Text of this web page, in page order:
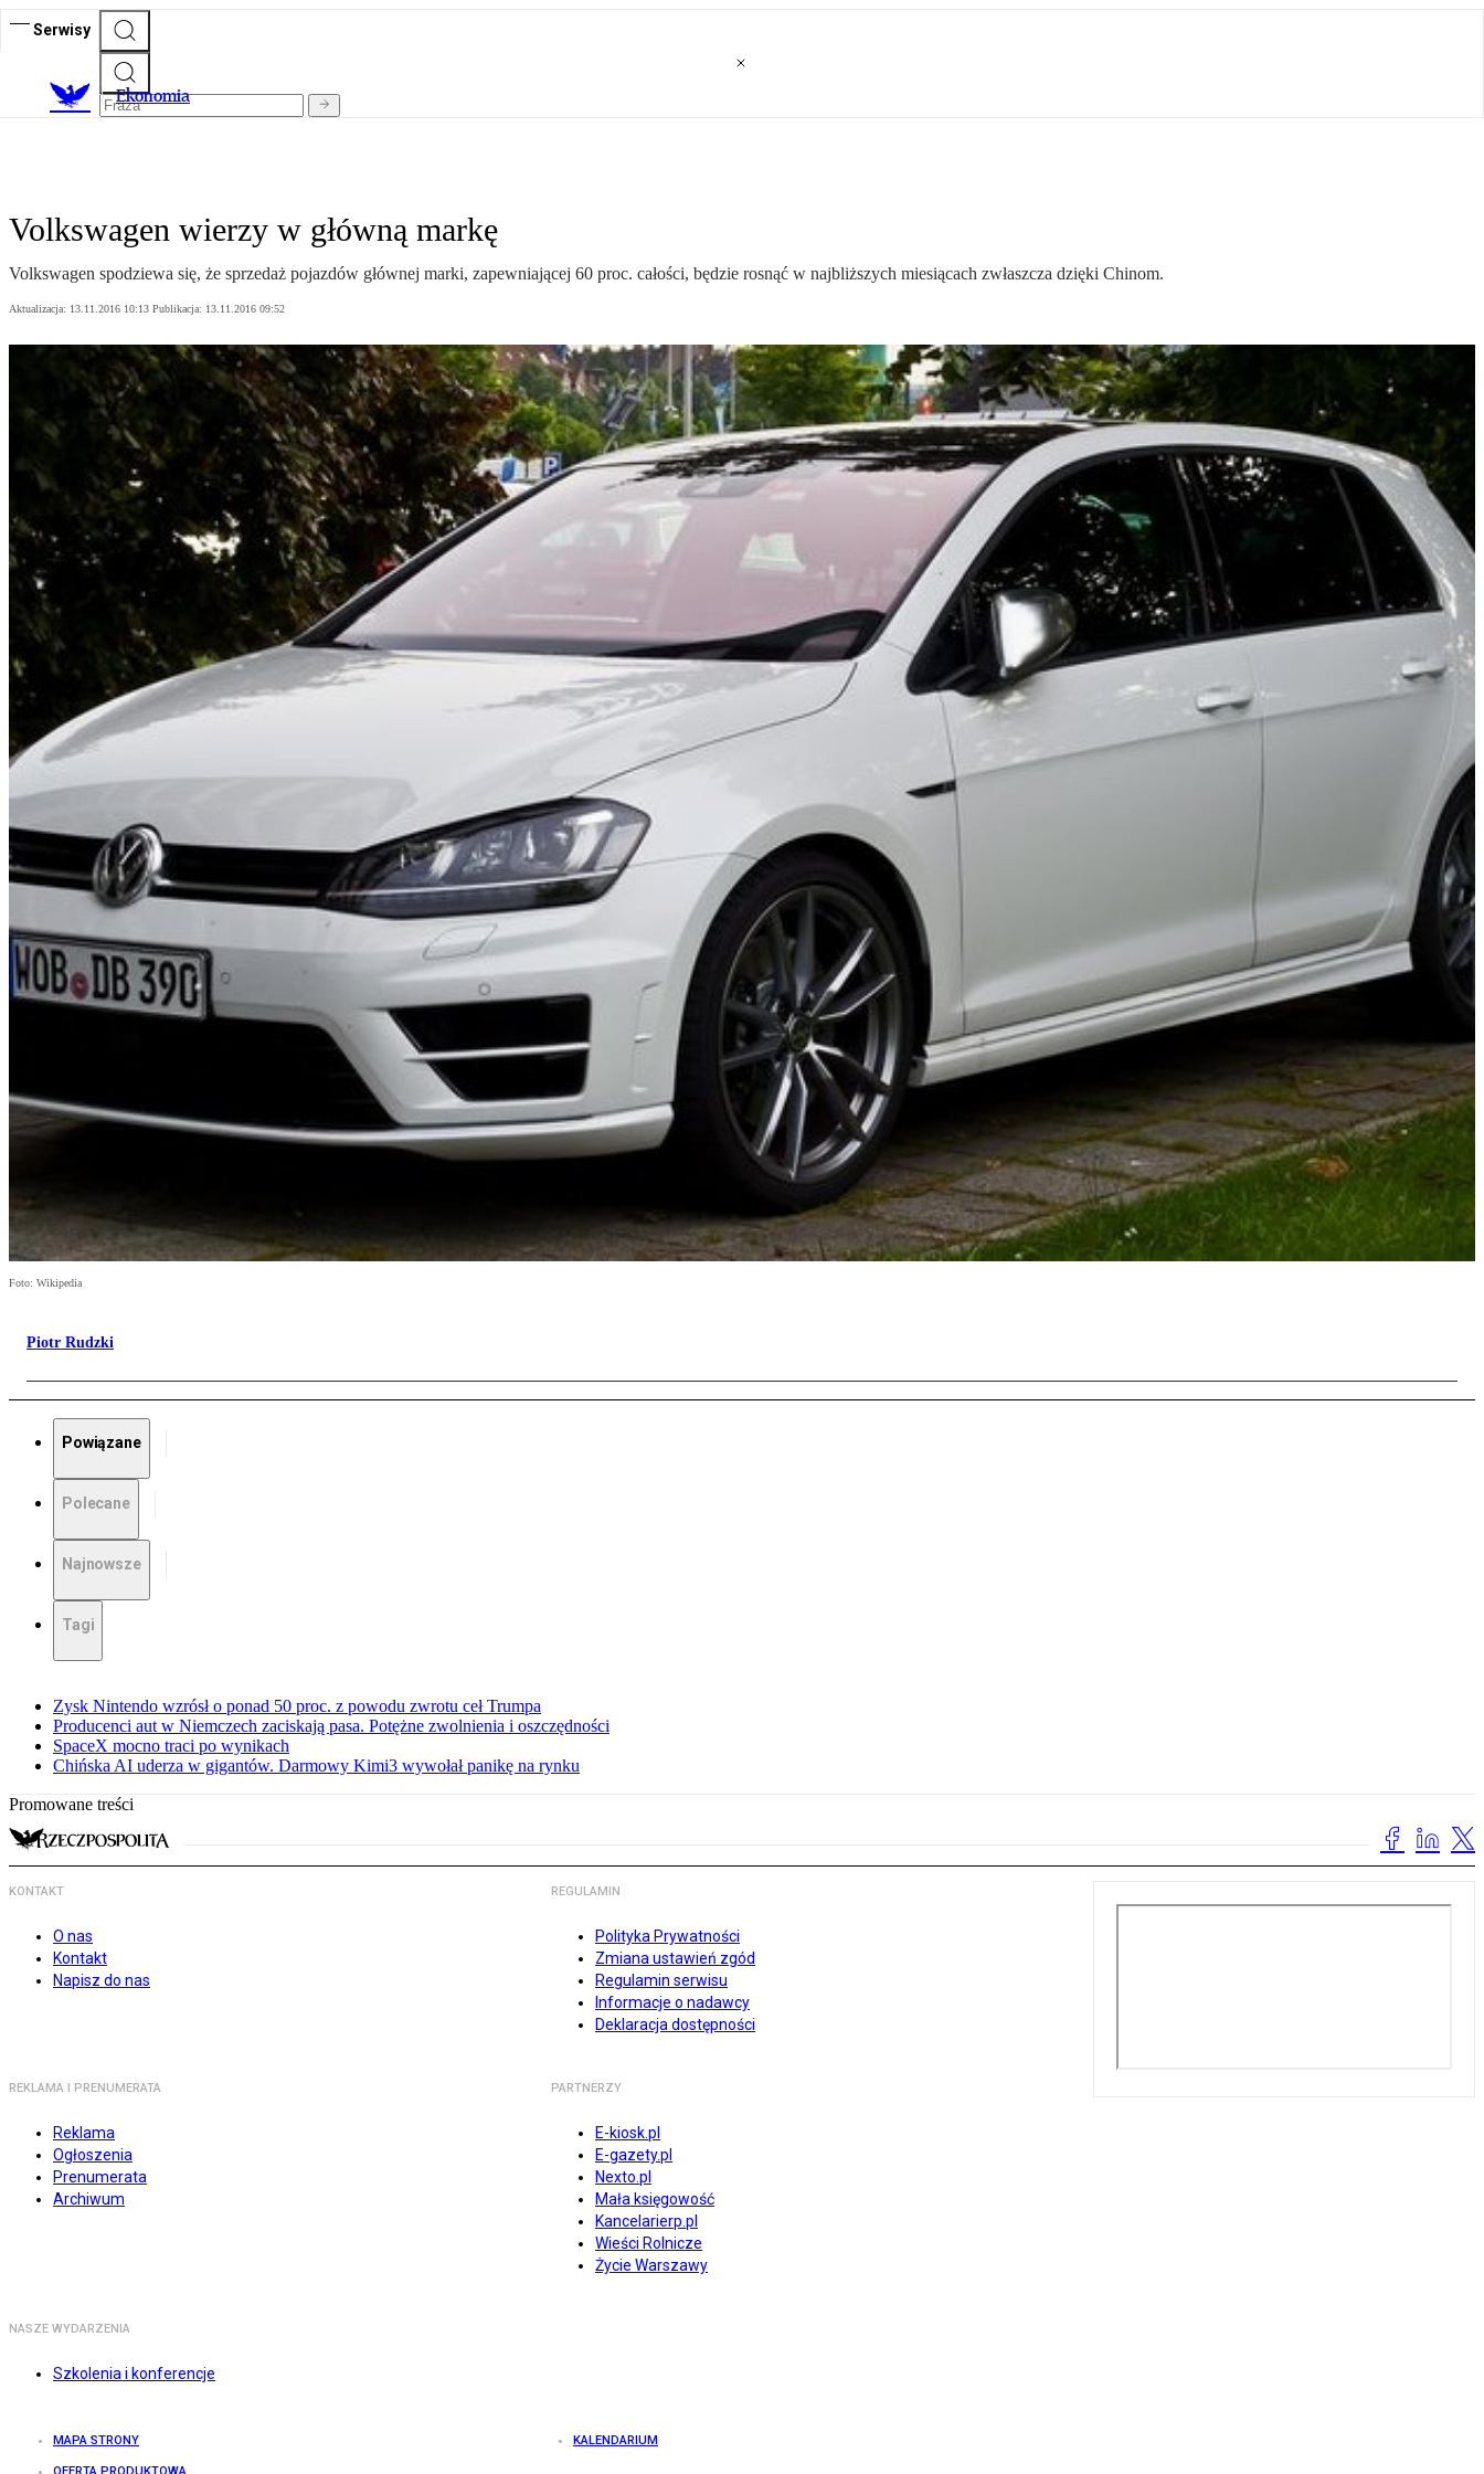
Serwisy
Ekonomia
Volkswagen wierzy w główną markę
Volkswagen spodziewa się, że sprzedaż pojazdów głównej marki, zapewniającej 60 proc. całości, będzie rosnąć w najbliższych miesiącach zwłaszcza dzięki Chinom.
Aktualizacja: 13.11.2016 10:13 Publikacja: 13.11.2016 09:52
Foto: Wikipedia
Piotr Rudzki
Powiązane
Polecane
Najnowsze
Tagi
Zysk Nintendo wzrósł o ponad 50 proc. z powodu zwrotu ceł Trumpa
Producenci aut w Niemczech zaciskają pasa. Potężne zwolnienia i oszczędności
SpaceX mocno traci po wynikach
Chińska AI uderza w gigantów. Darmowy Kimi3 wywołał panikę na rynku
Promowane treści
KONTAKT
O nas
Kontakt
Napisz do nas
REGULAMIN
Polityka Prywatności
Zmiana ustawień zgód
Regulamin serwisu
Informacje o nadawcy
Deklaracja dostępności
REKLAMA I PRENUMERATA
Reklama
Ogłoszenia
Prenumerata
Archiwum
PARTNERZY
E-kiosk.pl
E-gazety.pl
Nexto.pl
Mała księgowość
Kancelarierp.pl
Wieści Rolnicze
Życie Warszawy
NASZE WYDARZENIA
Szkolenia i konferencje
MAPA STRONY KALENDARIUM